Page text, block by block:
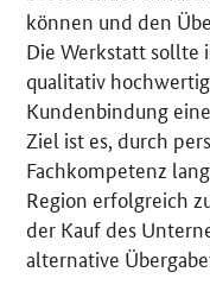
können und den
Die Werkstatt sollte
qualitativ
Kundenbindung
Ziel ist es, durch
Fachkompetenz
Region erfolgreich
der Kauf des
alternative